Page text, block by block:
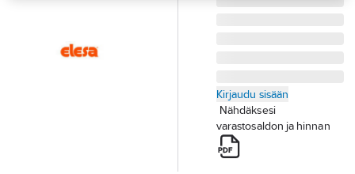
Kirjaudu sisään
Nähdäksesi
varastosaldon ja hinnan